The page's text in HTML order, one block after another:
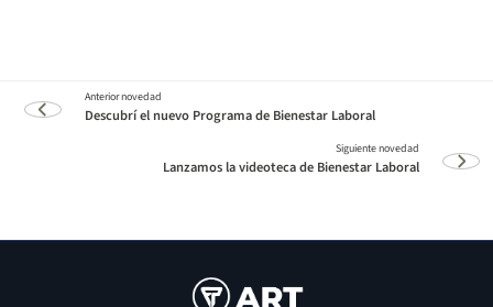
Descubrí el nuevo Programa de Bienestar Laboral
Lanzamos la videoteca de Bienestar Laboral